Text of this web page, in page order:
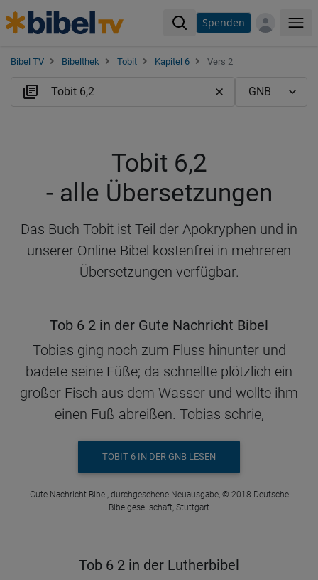
Spenden
Bibel TV Bibelthek Tobit Kapitel 6 Vers 2
Tobit 6,2
- alle Übersetzungen
Das Buch Tobit ist Teil der Apokryphen und in
unserer Online-Bibel kostenfrei in mehreren
Übersetzungen verfügbar.
Tob 6 2 in der Gute Nachricht Bibel
Tobias ging noch zum Fluss hinunter und
badete seine Füße; da schnellte plötzlich ein
großer Fisch aus dem Wasser und wollte ihm
einen Fuß abreißen. Tobias schrie,
TOBIT 6 IN DER GNB LESEN
Gute Nachricht Bibel, durchgesehene Neuausgabe, © 2018 Deutsche
Bibelgesellschaft, Stuttgart
Tob 6 2 in der Lutherbibel